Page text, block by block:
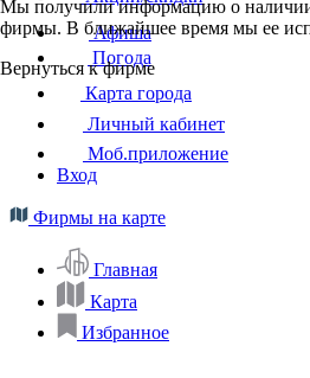
Мы получили информацию о
фирмы. В ближайшее время мы ее
Вернуться к фирме
Афиша
Погода
Карта города
Личный кабинет
Моб.приложение
Вход
Фирмы на карте
Главная
Карта
Избранное